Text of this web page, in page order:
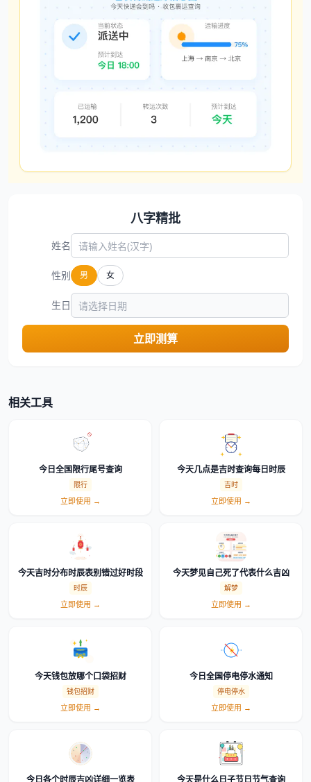
八字精批
姓名
性别 男 女
生日
立即测算
相关工具
今日全国限行尾号查询
限行
立即使用 →
今天几点是吉时查询每日时辰
吉时
立即使用 →
今天吉时分布时辰表别错过好时段
时辰
立即使用 →
今天梦见自己死了代表什么吉凶
解梦
立即使用 →
今天钱包放哪个口袋招财
钱包招财
立即使用 →
今日全国停电停水通知
停电停水
立即使用 →
今日各个时辰吉凶详细一览表 今天是什么日子节日节气查询